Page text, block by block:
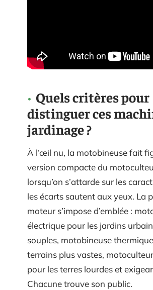
Quels critères pour
distinguer ces
jardinage ?
À l’œil nu, la motobineuse fait
version compacte du
lorsqu’on s’attarde sur les
les écarts sautent aux yeux. La
moteur s’impose d’emblée :
électrique pour les jardins
souples, motobineuse
terrains plus vastes,
pour les terres lourdes et
Chacune trouve son public.